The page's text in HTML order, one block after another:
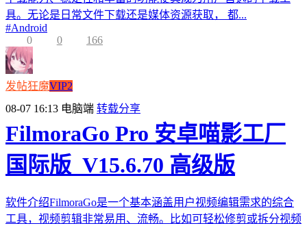
具。无论是日常文件下载还是媒体资源获取， 都...
#Android
0
0 166
发帖狂魔VIP2
08-07 16:13 电脑端 转载分享
FilmoraGo Pro 安卓喵影工厂
国际版_V15.6.70 高级版
软件介绍FilmoraGo是一个基本涵盖用户视频编辑需求的综合
工具，视频剪辑非常易用、流畅。比如可轻松修剪或拆分视频